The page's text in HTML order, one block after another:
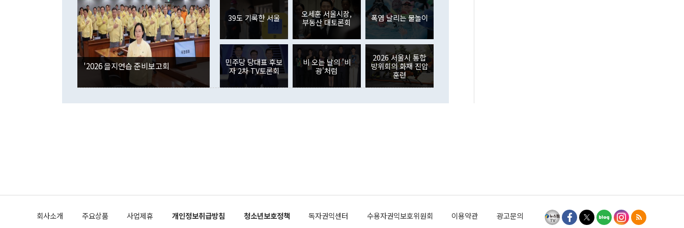
며 "정부 차원에서 (참석을) 검토하고 있다"고 발언한 데 대해서도 조 장관
은 "그것은 외교부의 몫"이라며 "아직 거기까지 진도가 나가지 않았다"고
잘랐다. 정 장관이 이날 소개한 대북 구상과 설명은 정부 내 조율을 거치지
않았다는 점에서 문제가 있다. 특히 주적 표현 대체와 국호 사용, 9·19 군
사합의 복원, 4자회담 추진 등은 통일부 장관이 결정할 사안이 아니어서 월
권이라는 지적이 나오고 있다. 이 대통령은 정 장관의 업무보고를 듣고 난
뒤 "여기 업무보고에 발표했다고 승인난 건 아니다"라고 재차 확인했다. 정
부의 한 소식통은 "정 장관의 발언 내용은 대부분 국가안전보장회의(NSC)
를 거쳐 결정된 사안이 아닌 정 장관의 개인적 생각에 가깝다"며 "안보 관
련 부처 장관이 정부의 공식 정책이 아닌 사안을 추진하겠다고 업무보고를
하고 대통령의 면전에서 '국군통수권자가 나서야 한다'고 주장한 것은 심각
이나 미국은 북한에 선비핵화를 공식적으로 요구한 적이 없기 때문이다. 지
공하는 방식으로 이뤄졌다. 1994년 북·미 제네바 기본합의는 핵시설 동결
인의 해외투자가 80억1000만달러, 외국인의 국내투자가 46억3000만달러
각각 증가했다. 증권투자에서는 외국인의 국내 주식 매도세가 이어졌다. 외
국인의 국내 주식 투자는 차익실현 매도 등의 영향으로 316억1000만달러
감소하며 전월(-310억5000만달러)에 이어 역대 최대 순매도 기록을 다시
경신했다. 외국인의 국내 채권투자는 세계국채지수(WGBI) 자금 유입에도
분기 말 만기도래 영향으로 증가 폭이 줄어든 52억9000만달러를 기록했
다. 내국인의 해외 증권투자는 주식을 중심으로 35억6000만달러 증가했
다. eoyn2@newspim.com
'2026 을지연습 준비보고회
39도 기록한 서울
오세훈 서울시장,
부동산 대토론회
폭염 날리는 물놀이
민주당 당대표 후보
자 2차 TV토론회
비 오는 날의 '비
광'처럼
2026 서울시 통합
방위회의 화재 진압
훈련
회사소개 주요상품 사업제휴 개인정보취급방침 청소년보호정책 독자권익센터 수용자권익보호위원회 이용약관 광고문의